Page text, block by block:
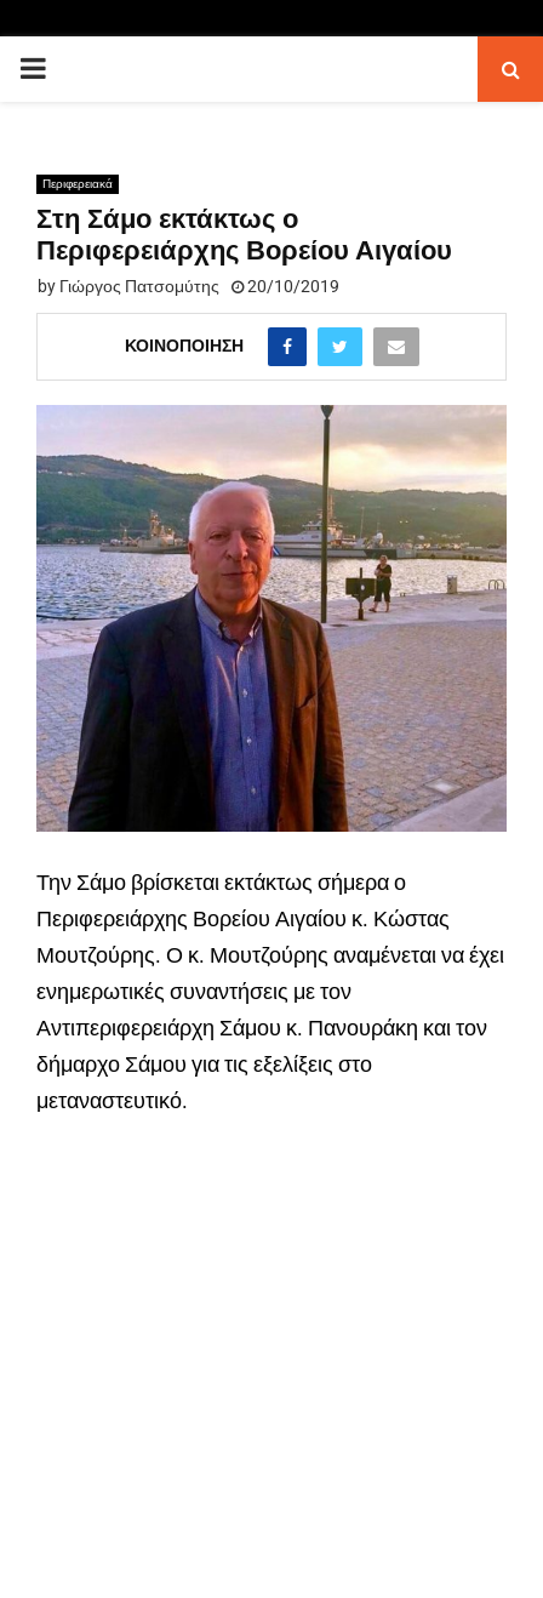
PRIMARY
Περιφερειακά
Στη Σάμο εκτάκτως ο
Περιφερειάρχης Βορείου Αιγαίου
by Γιώργος Πατσομύτης 20/10/2019
ΚΟΙΝΟΠΟΊΗΣΗ
Την Σάμο βρίσκεται εκτάκτως σήμερα ο
Περιφερειάρχης Βορείου Αιγαίου κ. Κώστας
Μουτζούρης. Ο κ. Μουτζούρης αναμένεται να έχει
ενημερωτικές συναντήσεις με τον
Αντιπεριφερειάρχη Σάμου κ. Πανουράκη και τον
δήμαρχο Σάμου για τις εξελίξεις στο
μεταναστευτικό.